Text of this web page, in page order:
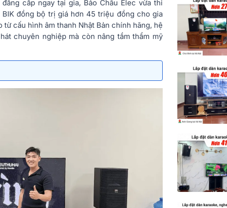
cấp ngay tại gia, Bảo Châu Elec vừa thi
BIK đồng bộ trị giá hơn 45 triệu đồng cho gia
cấu hình âm thanh Nhật Bản chính hãng, hệ
chuyên nghiệp mà còn nâng tầm thẩm mỹ